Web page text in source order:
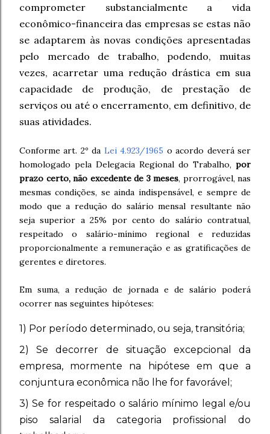
comprometer substancialmente a vida
econômico-financeira das empresas se estas não
se adaptarem às novas condições apresentadas
pelo mercado de trabalho, podendo, muitas
vezes, acarretar uma redução drástica em sua
capacidade de produção, de prestação de
serviços ou até o encerramento, em definitivo, de
suas atividades.
Conforme art. 2º da Lei 4.923/1965 o acordo deverá ser
homologado pela Delegacia Regional do Trabalho, por
prazo certo, não excedente de 3 meses, prorrogável, nas
mesmas condições, se ainda indispensável, e sempre de
modo que a redução do salário mensal resultante não
seja superior a 25% por cento do salário contratual,
respeitado o salário-mínimo regional e reduzidas
proporcionalmente a remuneração e as gratificações de
gerentes e diretores.
Em suma, a redução de jornada e de salário poderá
ocorrer nas seguintes hipóteses:
1) Por período determinado, ou seja, transitória;
2) Se decorrer de situação excepcional da
empresa, mormente na hipótese em que a
conjuntura econômica não lhe for favorável;
3) Se for respeitado o salário mínimo legal e/ou
piso salarial da categoria profissional do